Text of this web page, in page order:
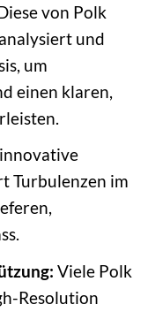
von Polk
und
um
einen klaren,
Turbulenzen im
Viele Polk
Resolution